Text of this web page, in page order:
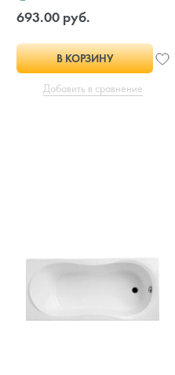
693.00 руб.
В КОРЗИНУ
Добавить в сравнение